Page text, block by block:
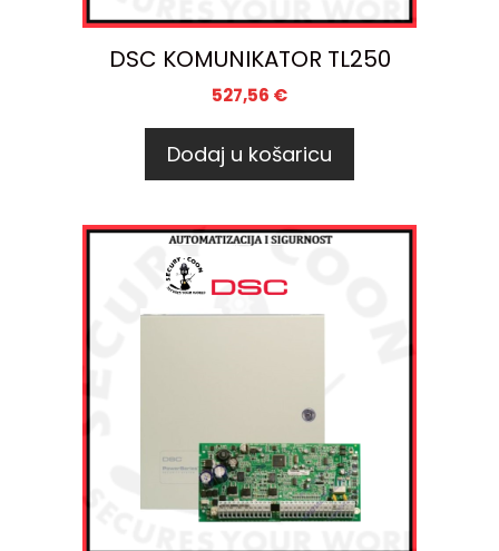
DSC KOMUNIKATOR TL250
527,56 €
Dodaj u košaricu